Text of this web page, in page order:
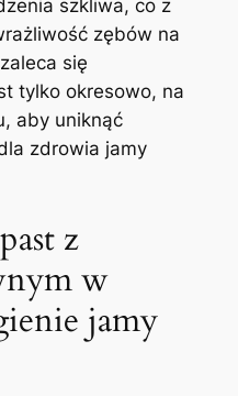
⁢szkliwa, co z
zębów na
się
tylko‌ okresowo, na
aby uniknąć
zdrowia jamy
‌z
w
jamy